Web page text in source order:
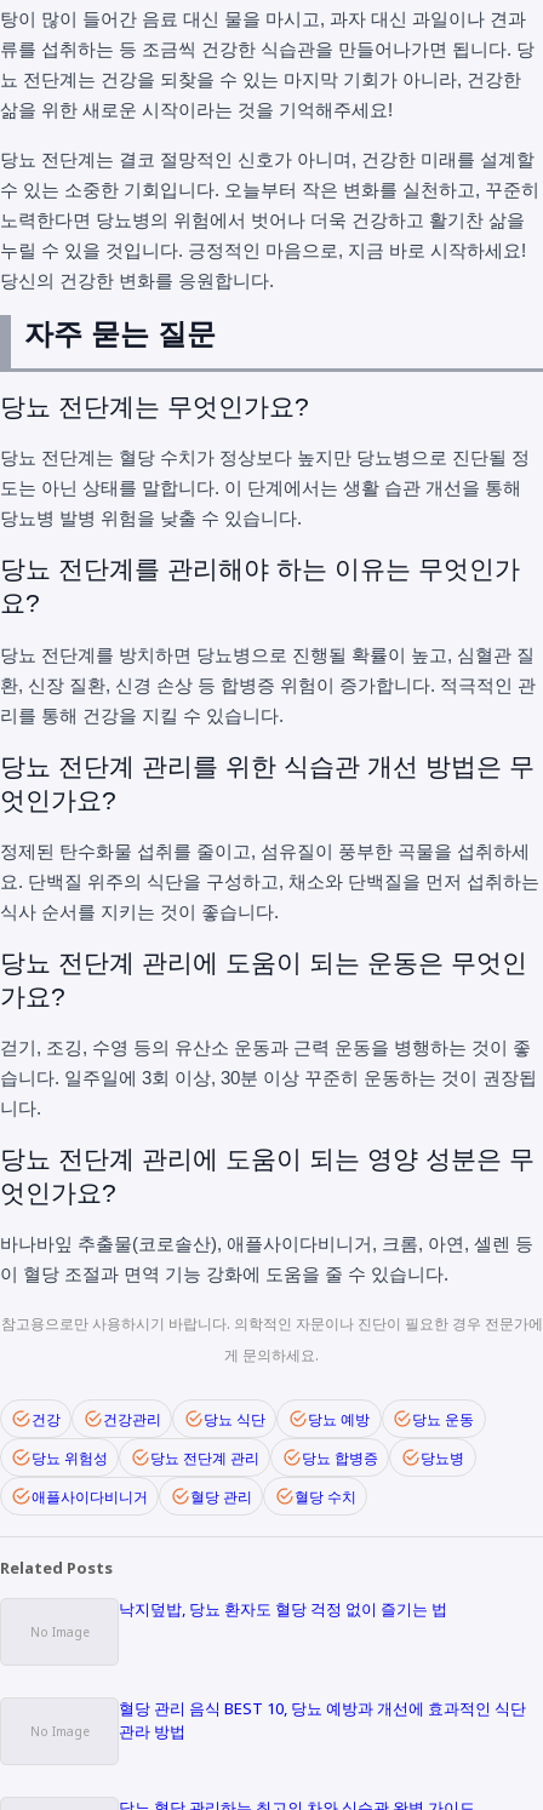
탕이 많이 들어간 음료 대신 물을 마시고, 과자 대신 과일이나 견과
류를 섭취하는 등 조금씩 건강한 식습관을 만들어나가면 됩니다. 당
뇨 전단계는 건강을 되찾을 수 있는 마지막 기회가 아니라, 건강한
삶을 위한 새로운 시작이라는 것을 기억해주세요!
당뇨 전단계는 결코 절망적인 신호가 아니며, 건강한 미래를 설계할
수 있는 소중한 기회입니다. 오늘부터 작은 변화를 실천하고, 꾸준히
노력한다면 당뇨병의 위험에서 벗어나 더욱 건강하고 활기찬 삶을
누릴 수 있을 것입니다. 긍정적인 마음으로, 지금 바로 시작하세요!
당신의 건강한 변화를 응원합니다.
자주 묻는 질문
당뇨 전단계는 무엇인가요?
당뇨 전단계는 혈당 수치가 정상보다 높지만 당뇨병으로 진단될 정
도는 아닌 상태를 말합니다. 이 단계에서는 생활 습관 개선을 통해
당뇨병 발병 위험을 낮출 수 있습니다.
당뇨 전단계를 관리해야 하는 이유는 무엇인가
요?
당뇨 전단계를 방치하면 당뇨병으로 진행될 확률이 높고, 심혈관 질
환, 신장 질환, 신경 손상 등 합병증 위험이 증가합니다. 적극적인 관
리를 통해 건강을 지킬 수 있습니다.
당뇨 전단계 관리를 위한 식습관 개선 방법은 무
엇인가요?
정제된 탄수화물 섭취를 줄이고, 섬유질이 풍부한 곡물을 섭취하세
요. 단백질 위주의 식단을 구성하고, 채소와 단백질을 먼저 섭취하는
식사 순서를 지키는 것이 좋습니다.
당뇨 전단계 관리에 도움이 되는 운동은 무엇인
가요?
걷기, 조깅, 수영 등의 유산소 운동과 근력 운동을 병행하는 것이 좋
습니다. 일주일에 3회 이상, 30분 이상 꾸준히 운동하는 것이 권장됩
니다.
당뇨 전단계 관리에 도움이 되는 영양 성분은 무
엇인가요?
바나바잎 추출물(코로솔산), 애플사이다비니거, 크롬, 아연, 셀렌 등
이 혈당 조절과 면역 기능 강화에 도움을 줄 수 있습니다.
참고용으로만 사용하시기 바랍니다. 의학적인 자문이나 진단이 필요한 경우 전문가에
게 문의하세요.
건강 건강관리 당뇨 식단 당뇨 예방
당뇨 운동
당뇨 위험성
당뇨 전단계 관리 당뇨 합병증
당뇨병
애플사이다비니거
혈당 관리 혈당 수치
Related Posts
낙지덮밥, 당뇨 환자도 혈당 걱정 없이 즐기는 법
혈당 관리 음식 BEST 10, 당뇨 예방과 개선에 효과적인 식단
관라 방법